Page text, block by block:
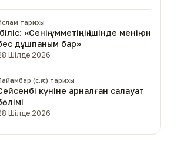
тарихы
«Сенің үмметіңнің ішінде менің он
дұшпаным бар»
Шілде 2026
(с.ғ.с) тарихы
күніне арналған салауат
Шілде 2026